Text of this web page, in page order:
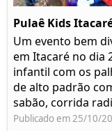
Pulaê Kids
Um evento bem
em Itacaré no dia
infantil com os
de alto padrão
sabão, corrida
Publicado em 25/10/